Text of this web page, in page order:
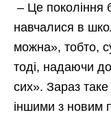
– Це покоління
навчалися в
можна», тобто,
тоді, надаючи
сих». Зараз
іншими з новим